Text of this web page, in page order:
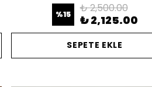
%15 ₺ 2,500.00
₺ 2,125.00
SEPETE EKLE